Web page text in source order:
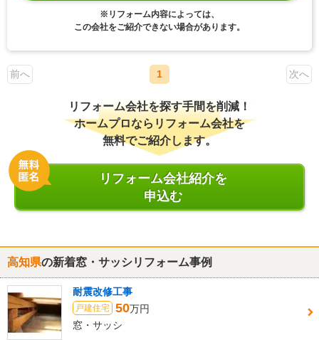
※リフォーム内容によっては、
この会社をご紹介できない場合があります。
前へ 1 次へ
リフォーム会社を探す手間を削減！
ホームプロならリフォーム会社を
無料でご紹介します。
リフォーム会社紹介を
申込む
高知県の新着窓・サッシリフォーム事例
耐震改修工事
戸建住宅 50万円
窓・サッシ